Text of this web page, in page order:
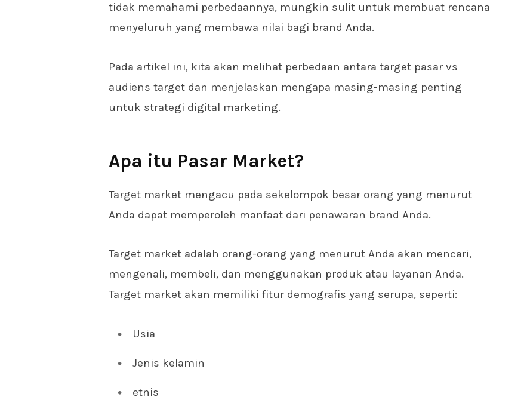
tidak memahami perbedaannya, mungkin sulit untuk membuat rencana
menyeluruh yang membawa nilai bagi brand Anda.
Pada artikel ini, kita akan melihat perbedaan antara target pasar vs
audiens target dan menjelaskan mengapa masing-masing penting
untuk strategi digital marketing.
Apa itu Pasar Market?
Target market mengacu pada sekelompok besar orang yang menurut
Anda dapat memperoleh manfaat dari penawaran brand Anda.
Target market adalah orang-orang yang menurut Anda akan mencari,
mengenali, membeli, dan menggunakan produk atau layanan Anda.
Target market akan memiliki fitur demografis yang serupa, seperti:
Usia
Jenis kelamin
etnis